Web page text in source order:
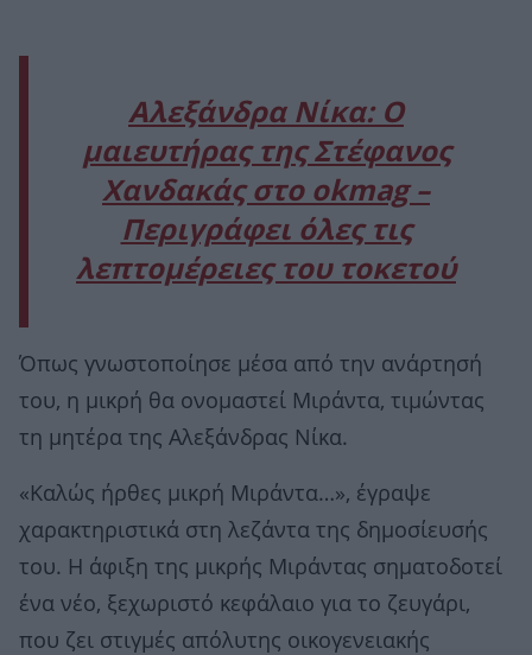
Αλεξάνδρα Νίκα: Ο
μαιευτήρας της Στέφανος
Χανδακάς στο okmag –
Περιγράφει όλες τις
λεπτομέρειες του τοκετού
Όπως γνωστοποίησε μέσα από την ανάρτησή
του, η μικρή θα ονομαστεί Μιράντα, τιμώντας
τη μητέρα της Αλεξάνδρας Νίκα.
«Καλώς ήρθες μικρή Μιράντα…», έγραψε
χαρακτηριστικά στη λεζάντα της δημοσίευσής
του. Η άφιξη της μικρής Μιράντας σηματοδοτεί
ένα νέο, ξεχωριστό κεφάλαιο για το ζευγάρι,
που ζει στιγμές απόλυτης οικογενειακής